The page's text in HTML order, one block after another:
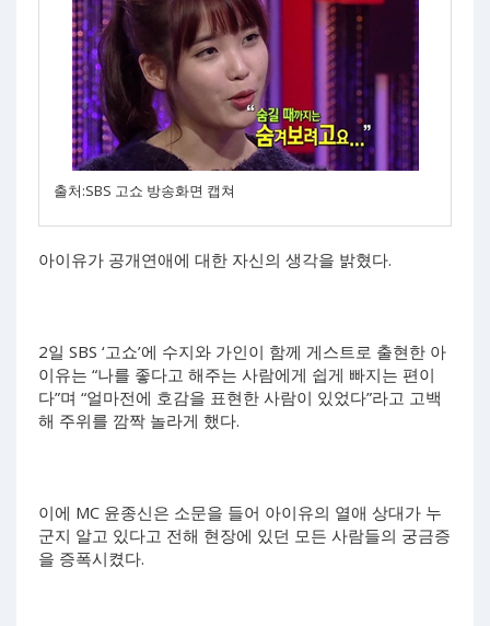
출처:SBS 고쇼 방송화면 캡쳐
아이유가 공개연애에 대한 자신의 생각을 밝혔다.
2일 SBS ‘고쇼’에 수지와 가인이 함께 게스트로 출현한 아
이유는 “나를 좋다고 해주는 사람에게 쉽게 빠지는 편이
다”며 “얼마전에 호감을 표현한 사람이 있었다”라고 고백
해 주위를 깜짝 놀라게 했다.
이에 MC 윤종신은 소문을 들어 아이유의 열애 상대가 누
군지 알고 있다고 전해 현장에 있던 모든 사람들의 궁금증
을 증폭시켰다.